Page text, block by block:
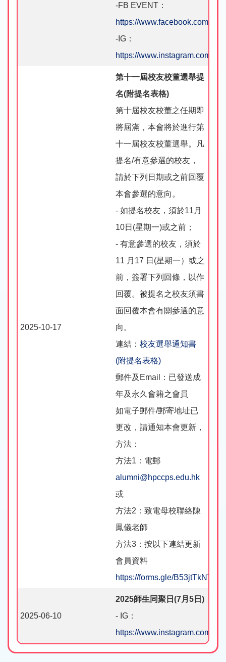
-FB EVENT：
https://www.facebook.com/
-IG：
https://www.instagram.com/
2025-10-17
第十一屆校友校董選舉提
名(附提名表格)
第十屆校友校董之任期即
將屆滿，本會將於進行第
十一屆校友校董選舉。凡
提名/有意參選的校友，
請於下列日期或之前回覆
本會參選的意向。
- 如提名校友，須於11月
10日(星期一)或之前；
- 有意參選的校友，須於
11 月17 日(星期一）或之
前，簽署下列回條，以作
回覆。被提名之校友須書
面回覆本會有關參選的意
向。
連結： 校友選舉通知書
(附提名表格)
郵件及Email：已發送成
年及永久會籍之會員
如電子郵件/郵寄地址已
更改，請通知本會更新，
方法：
方法1：電郵
alumni@hpccps.edu.hk
或
方法2：致電母校聯絡陳
鳳儀老師
方法3：按以下連結更新
會員資料
https://forms.gle/
2025-06-10
2025師生同聚日(7月5日)
- IG：
https://www.instagram.com/